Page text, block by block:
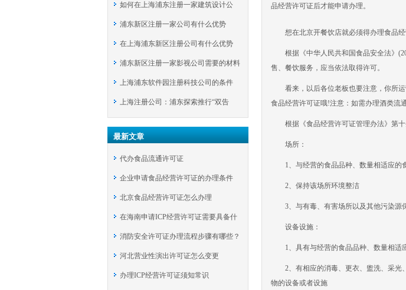
如何在上海浦东注册一家建筑设计公
司？
浦东新区注册一家公司有什么优势
在上海浦东新区注册公司有什么优势
浦东新区注册一家影视公司需要的材料
上海浦东软件园注册科技公司的条件
上海注册公司：浦东探索推行“双告
最新文章
代办食品流通许可证
企业申请食品经营许可证的办理条件
北京食品经营许可证怎么办理
在海南申请ICP经营许可证需要具备什
么条件
消防安全许可证办理流程步骤有哪些？
河北营业性演出许可证怎么变更
办理ICP经营许可证须知常识
品经营许可证后才能申请办理。
想在北京开餐饮店就必须得办理食品经
根据《中华人民共和国食品安全法》
售、餐饮服务，应当依法取得许可。
看来，以后各位老板也要注意，你所运
食品经营许可证哦!注意：如需办理酒类流
根据《食品经营许可证管理办法》第十
场所：
1、与经营的食品品种、数量相适应的
2、保持该场所环境整洁
3、与有毒、有害场所以及其他污染源
设备设施：
1、具有与经营的食品品种、数量相适
2、有相应的消毒、更衣、盥洗、采光
物的设备或者设施